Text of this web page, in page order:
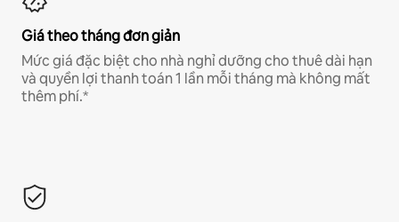
Giá theo tháng đơn giản
Mức giá đặc biệt cho nhà nghỉ dưỡng cho thuê dài hạn
và quyền lợi thanh toán 1 lần mỗi tháng mà không mất
thêm phí.*